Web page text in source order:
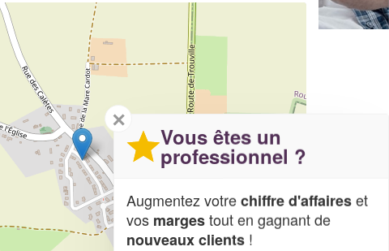
✕
Vous êtes un
professionnel ?
Augmentez votrechiffre d'affaireset
vos margestout en gagnant de
nouveaux clients !